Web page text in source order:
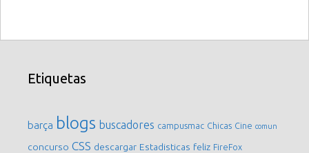
Etiquetas
barça blogs buscadores campusmac Chicas Cine comun
concurso CSS descargar Estadisticas feliz FireFox